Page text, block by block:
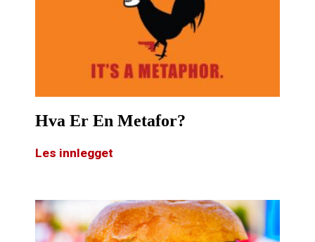
Hva Er En Metafor?
Les innlegget